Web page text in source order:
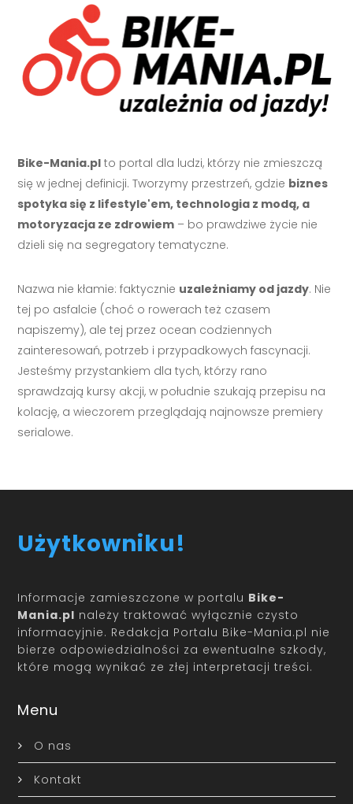
Bike-Mania.pl to portal dla ludzi, którzy nie zmieszczą
się w jednej definicji. Tworzymy przestrzeń, gdzie biznes
spotyka się z lifestyle'em, technologia z modą, a
motoryzacja ze zdrowiem – bo prawdziwe życie nie
dzieli się na segregatory tematyczne.
Nazwa nie kłamie: faktycznie uzależniamy od jazdy. Nie
tej po asfalcie (choć o rowerach też czasem
napiszemy), ale tej przez ocean codziennych
zainteresowań, potrzeb i przypadkowych fascynacji.
Jesteśmy przystankiem dla tych, którzy rano
sprawdzają kursy akcji, w południe szukają przepisu na
kolację, a wieczorem przeglądają najnowsze premiery
serialowe.
Użytkowniku!
Informacje zamieszczone w portalu Bike-
Mania.pl należy traktować wyłącznie czysto
informacyjnie. Redakcja Portalu Bike-Mania.pl nie
bierze odpowiedzialności za ewentualne szkody,
które mogą wynikać ze złej interpretacji treści.
Menu
O nas
Kontakt